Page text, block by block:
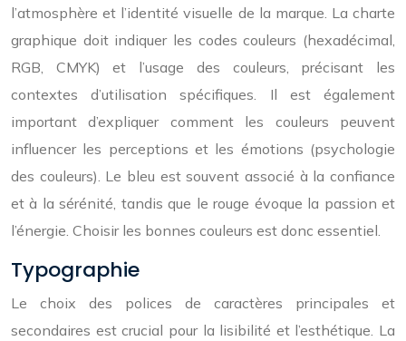
l’atmosphère et l’identité visuelle de la marque. La charte
graphique doit indiquer les codes couleurs (hexadécimal,
RGB, CMYK) et l’usage des couleurs, précisant les
contextes d’utilisation spécifiques. Il est également
important d’expliquer comment les couleurs peuvent
influencer les perceptions et les émotions (psychologie
des couleurs). Le bleu est souvent associé à la confiance
et à la sérénité, tandis que le rouge évoque la passion et
l’énergie. Choisir les bonnes couleurs est donc essentiel.
Typographie
Le choix des polices de caractères principales et
secondaires est crucial pour la lisibilité et l’esthétique. La